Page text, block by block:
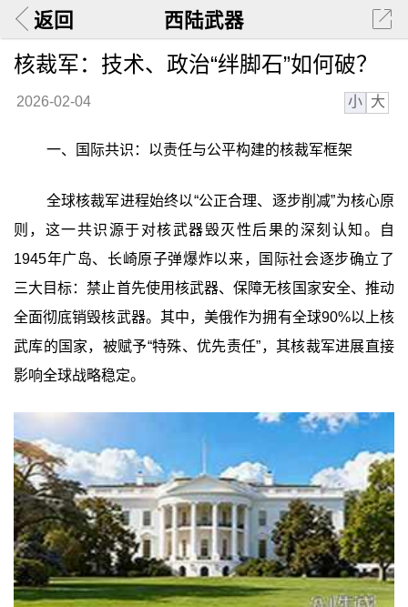
返回 西陆武器
核裁军：技术、政治“绊脚石”如何破？
2026-02-04 小 大
一、国际共识：以责任与公平构建的核裁军框架
全球核裁军进程始终以“公正合理、逐步削减”为核心原
则，这一共识源于对核武器毁灭性后果的深刻认知。自
1945年广岛、长崎原子弹爆炸以来，国际社会逐步确立了
三大目标：禁止首先使用核武器、保障无核国家安全、推动
全面彻底销毁核武器。其中，美俄作为拥有全球90%以上核
武库的国家，被赋予“特殊、优先责任”，其核裁军进展直接
影响全球战略稳定。